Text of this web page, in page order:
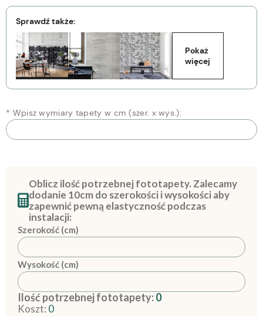
Sprawdź także:
Pokaż
więcej
* Wpisz wymiary tapety w cm (szer. x wys.):
Oblicz ilość potrzebnej fototapety. Zalecamy
dodanie 10cm do szerokości i wysokości aby
zapewnić pewną elastyczność podczas
instalacji:
Szerokość (cm)
Wysokość (cm)
Ilość potrzebnej fototapety:0
Koszt: 0